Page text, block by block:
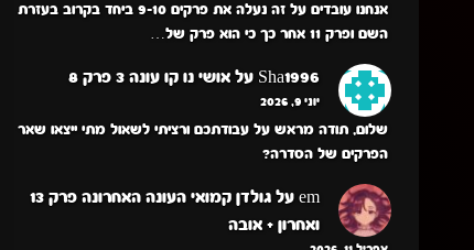
אנחנו עובדים על זה נעלה את פרקים 9-10 ביחד בקרוב בעזרת
השם ופרק 11 אחר כך כי הוא פרק של…
Sha1996 עלאושי נו קו עונה 3 פרק 8
יוני 9, 2026
שלום, תודה מראש על עבודתכם ורציתי לשאול מתי ייצאו שאר
הפרקים של הסדרה?
em על
גולדן קמואי העונה האחרונה פרק 13
ואחרון + אובה